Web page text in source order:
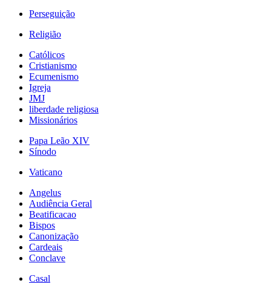
Perseguição
Religião
Católicos
Cristianismo
Ecumenismo
Igreja
JMJ
liberdade religiosa
Missionários
Papa Leão XIV
Sínodo
Vaticano
Angelus
Audiência Geral
Beatificacao
Bispos
Canonização
Cardeais
Conclave
Casal